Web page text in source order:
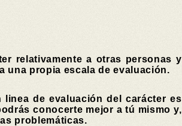
relativamente a otras personas y
una propia escala de evaluación.
de evaluación del carácter es
conocerte mejor a tú mismo y,
problemáticas.